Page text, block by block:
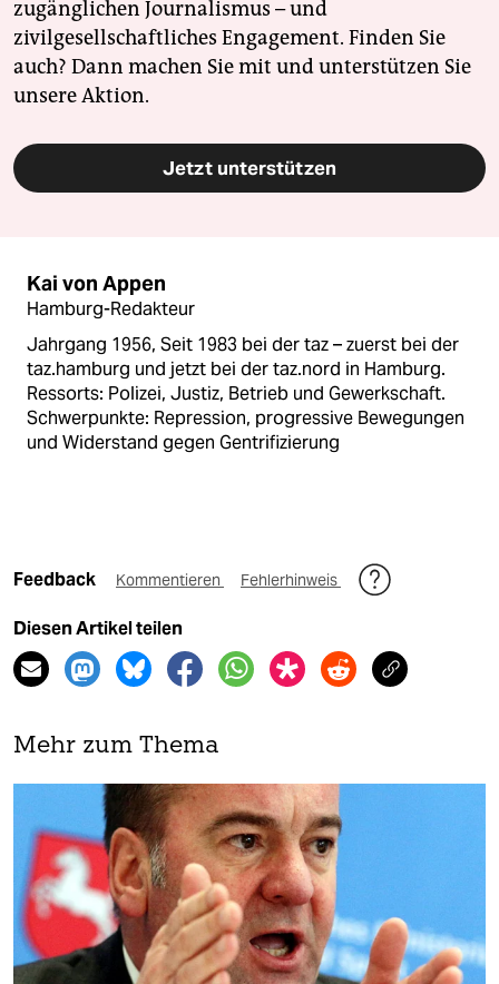
zugänglichen Journalismus – und
zivilgesellschaftliches Engagement. Finden Sie
auch? Dann machen Sie mit und unterstützen Sie
unsere Aktion.
Jetzt unterstützen
Kai von Appen
Hamburg-Redakteur
Jahrgang 1956, Seit 1983 bei der taz – zuerst bei der
taz.hamburg und jetzt bei der taz.nord in Hamburg.
Ressorts: Polizei, Justiz, Betrieb und Gewerkschaft.
Schwerpunkte: Repression, progressive Bewegungen
und Widerstand gegen Gentrifizierung
Feedback Kommentieren Fehlerhinweis
Diesen Artikel teilen
Mehr zum Thema